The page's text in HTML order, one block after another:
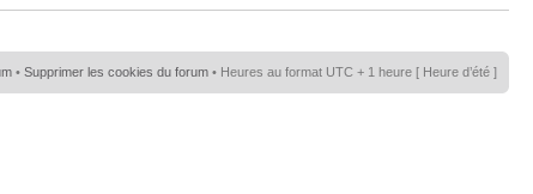
• Supprimer les cookies du forum • Heures au format UTC + 1 heure [ Heure d’été ]